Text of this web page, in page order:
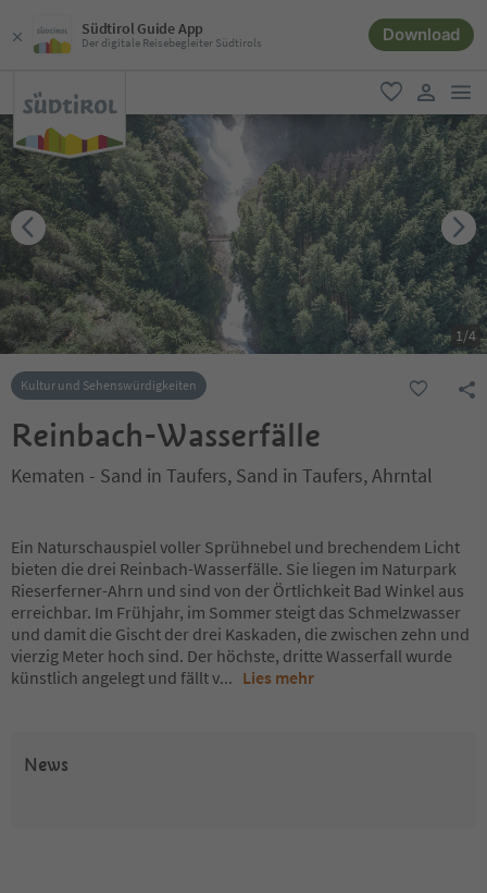
Südtirol Guide App
Der digitale Reisebegleiter Südtirols Download
favorit
user link
1/4
Kultur und Sehenswürdigkeiten
Reinbach-Wasserfälle
Kematen - Sand in Taufers, Sand in Taufers, Ahrntal
Ein Naturschauspiel voller Sprühnebel und brechendem Licht
bieten die drei Reinbach-Wasserfälle. Sie liegen im Naturpark
Rieserferner-Ahrn und sind von der Örtlichkeit Bad Winkel aus
erreichbar. Im Frühjahr, im Sommer steigt das Schmelzwasser
und damit die Gischt der drei Kaskaden, die zwischen zehn und
vierzig Meter hoch sind. Der höchste, dritte Wasserfall wurde
künstlich angelegt und fällt v... Lies mehr
News